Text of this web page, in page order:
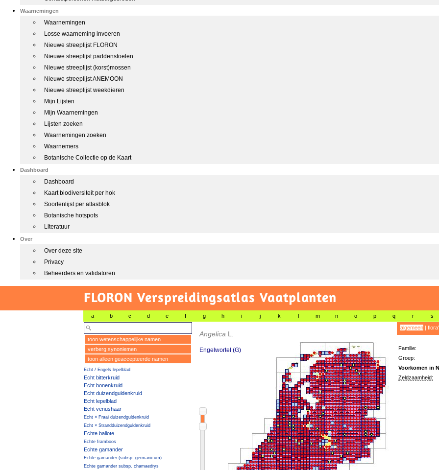
Waarnemingen
Waarnemingen
Losse waarneming invoeren
Nieuwe streeplijst FLORON
Nieuwe streeplijst paddenstoelen
Nieuwe streeplijst (korst)mossen
Nieuwe streeplijst ANEMOON
Nieuwe streeplijst weekdieren
Mijn Lijsten
Mijn Waarnemingen
Lijsten zoeken
Waarnemingen zoeken
Waarnemers
Botanische Collectie op de Kaart
Dashboard
Dashboard
Kaart biodiversiteit per hok
Soortenlijst per atlasblok
Botanische hotspots
Literatuur
Over
Over deze site
Privacy
Beheerders en validatoren
FLORON Verspreidingsatlas Vaatplanten
a b c d e f g h i j k l m n o p q r s
toon wetenschappelijke namen
verberg synoniemen
toon alleen geaccepteerde namen
Echt / Engels lepelblad
Echt bitterkruid
Echt bonenkruid
Echt duizendguldenkruid
Echt lepelblad
Echt venushaar
Echt × Fraai duizendguldenkruid
Echt × Strandduizendguldenkruid
Echte ballote
Echte framboos
Echte gamander
Echte gamander (subsp. germanicum)
Echte gamander subsp. chamaedrys
Angelica L.
Engelwortel (G)
algemeen|
Familie:
Groep:
Voorkomen in
Zeldzaamheid: